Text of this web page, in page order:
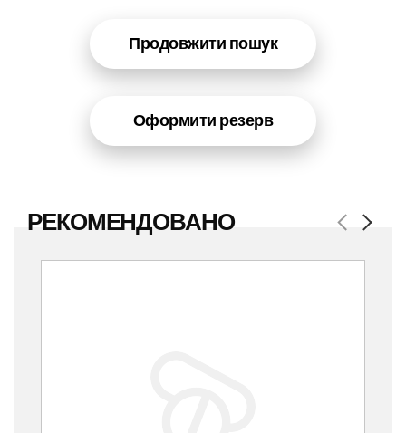
Продовжити пошук
Оформити резерв
РЕКОМЕНДОВАНО Previous
Next